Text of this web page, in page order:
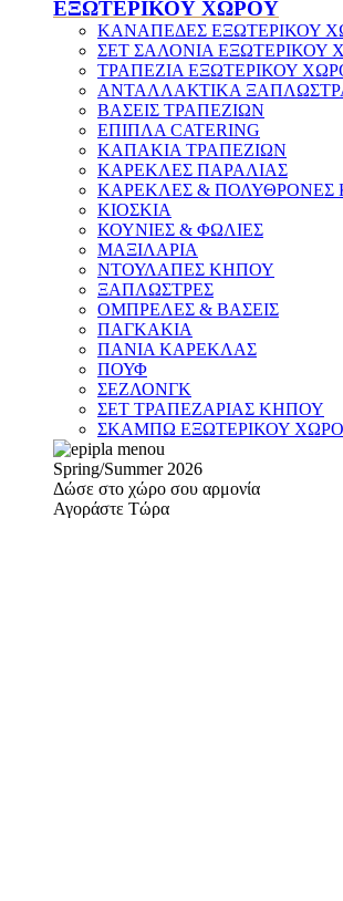
ΕΞΩΤΕΡΙΚΟΥ ΧΩΡΟΥ
ΚΑΝΑΠΕΔΕΣ ΕΞΩΤΕΡΙΚΟΥ
ΣΕΤ ΣΑΛΟΝΙΑ ΕΞΩΤΕΡΙΚΟΥ
ΤΡΑΠΕΖΙΑ ΕΞΩΤΕΡΙΚΟΥ
ΑΝΤΑΛΛΑΚΤΙΚΑ
ΒΑΣΕΙΣ ΤΡΑΠΕΖΙΩΝ
ΕΠΙΠΛΑ CATERING
ΚΑΠΑΚΙΑ ΤΡΑΠΕΖΙΩΝ
ΚΑΡΕΚΛΕΣ ΠΑΡΑΛΙΑΣ
ΚΑΡΕΚΛΕΣ & ΠΟΛΥΘΡΟΝΕΣ
ΚΙΟΣΚΙΑ
ΚΟΥΝΙΕΣ & ΦΩΛΙΕΣ
ΜΑΞΙΛΑΡΙΑ
ΝΤΟΥΛΑΠΕΣ ΚΗΠΟΥ
ΞΑΠΛΩΣΤΡΕΣ
ΟΜΠΡΕΛΕΣ & ΒΑΣΕΙΣ
ΠΑΓΚΑΚΙΑ
ΠΑΝΙΑ ΚΑΡΕΚΛΑΣ
ΠΟΥΦ
ΣΕΖΛΟΝΓΚ
ΣΕΤ ΤΡΑΠΕΖΑΡΙΑΣ ΚΗΠΟΥ
ΣΚΑΜΠΩ ΕΞΩΤΕΡΙΚΟΥ
Spring/Summer 2026
Δώσε στο χώρο σου αρμονία
Αγοράστε Τώρα